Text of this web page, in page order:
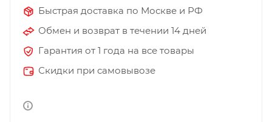
Быстрая доставка по Москве и РФ
Обмен и возврат в течении 14 дней
Гарантия от 1 года на все товары
Скидки при самовывозе